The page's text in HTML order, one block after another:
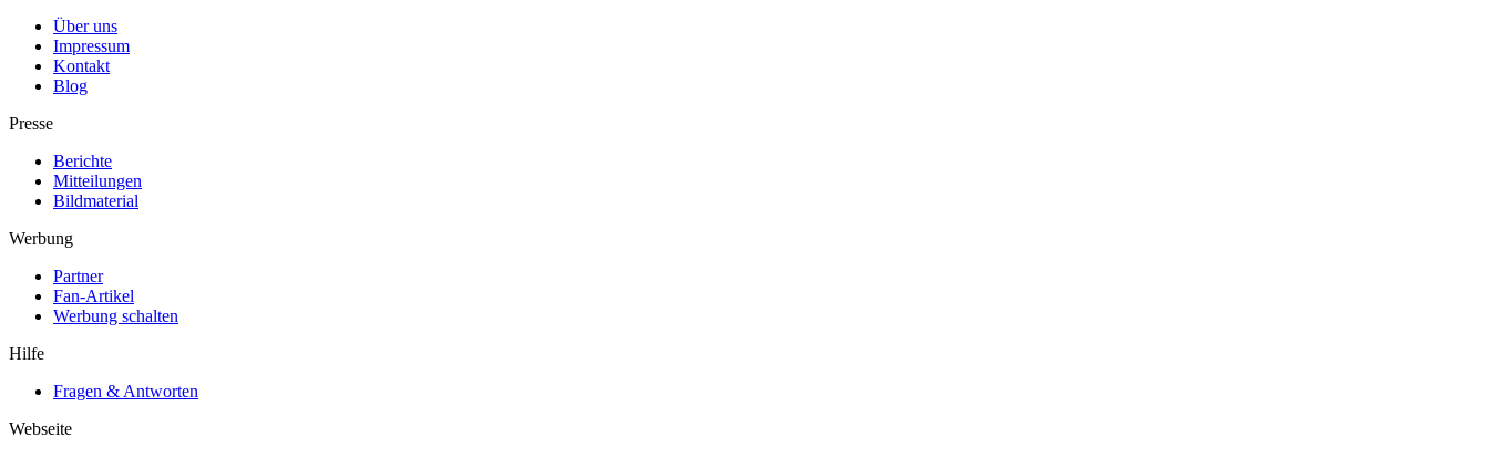
Über uns
Impressum
Kontakt
Blog
Presse
Berichte
Mitteilungen
Bildmaterial
Werbung
Partner
Fan-Artikel
Werbung schalten
Hilfe
Fragen & Antworten
Webseite